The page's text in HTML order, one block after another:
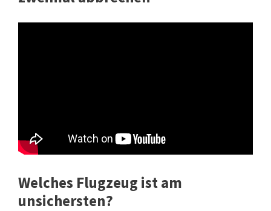
Welches Flugzeug ist am
unsichersten?